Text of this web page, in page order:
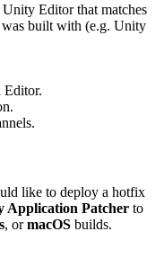
Unity Editor that matches
built with (e.g. Unity
Editor.
like to deploy a hotfix
Application Patcher to
, ormacOS builds.